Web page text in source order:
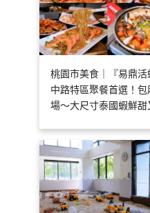
桃園市美食｜『易鼎活
中路特區聚餐首選！
場～大尺寸泰國蝦鮮甜